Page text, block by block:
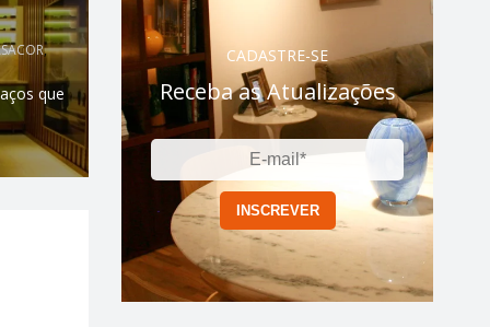
,
que
CADASTRE-SE
Receba as Atualizações